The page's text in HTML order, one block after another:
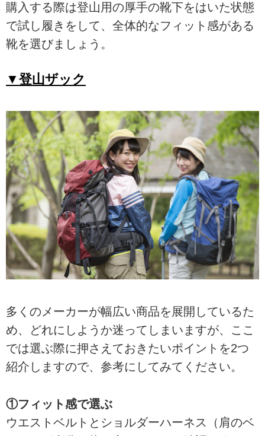
購入する際は登山用の厚手の靴下をはいた状態
で試し履きをして、全体的なフィット感がある
靴を選びましょう。
▼登山ザック
多くのメーカーが幅広い商品を展開しているた
め、どれにしようか迷ってしまいますが、ここ
では選ぶ際に押さえておきたいポイントを2つ
紹介しますので、参考にしてみてください。
①フィット感で選ぶ
ウエストベルトとショルダーハーネス（肩のベ